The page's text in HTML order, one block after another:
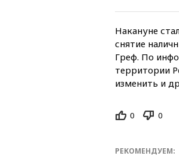
Накануне
снятие
Греф. По
территории
изменить и
0 0
РЕКОМЕНДУЕМ: